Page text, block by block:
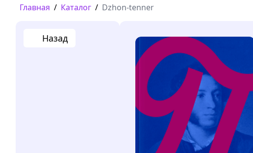
Главная / Каталог / Dzhon-tenner
Назад